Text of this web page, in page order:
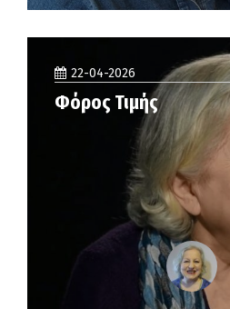
22-04-2026
Φόρος Τιμής